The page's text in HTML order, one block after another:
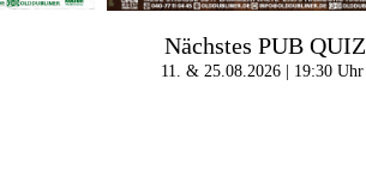
Nächstes PUB QUIZ
11. & 25.08.2026 | 19:30 Uhr